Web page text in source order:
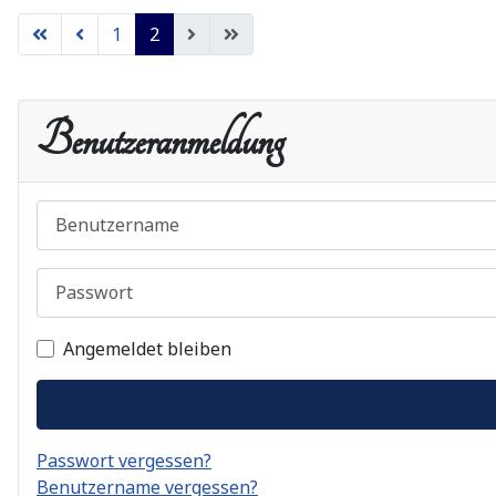
1 2
Benutzeranmeldung
Benutzername
Passwort
Angemeldet bleiben
Passwort vergessen?
Benutzername vergessen?